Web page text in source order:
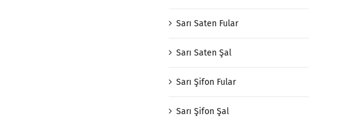
Sarı Saten Fular
Sarı Saten Şal
Sarı Şifon Fular
Sarı Şifon Şal